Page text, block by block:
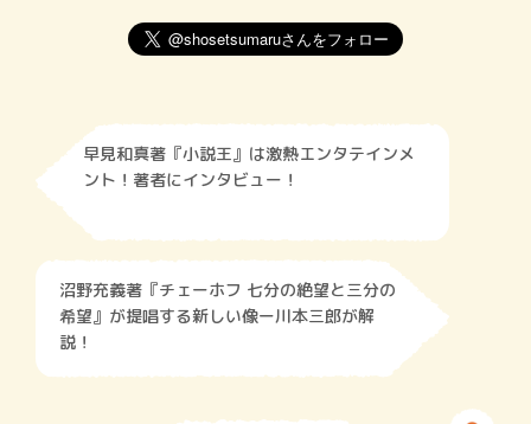
早見和真著『小説王』は激熱エンタテインメ
ント！著者にインタビュー！
沼野充義著『チェーホフ 七分の絶望と三分の
希望』が提唱する新しい像ー川本三郎が解
説！